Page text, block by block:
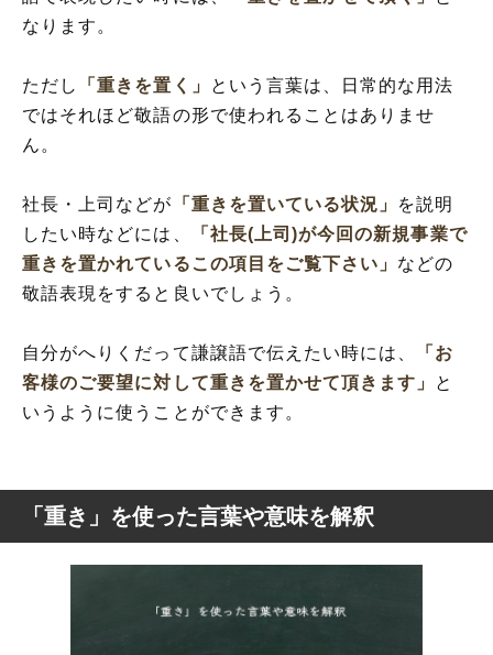
なります。
ただし 「重きを置く」
という言葉は、日常的な用法
ではそれほど敬語の形で使われることはありませ
ん。
社長・上司などが 「重きを置いている状況」 を説明
したい時などには、
「社長(上司)が今回の新規事業で
重きを置かれているこの項目をご覧下さい」 などの
敬語表現をすると良いでしょう。
自分がへりくだって謙譲語で伝えたい時には、
「お
客様のご要望に対して重きを置かせて頂きます」 と
いうように使うことができます。
「重き」を使った言葉や意味を解釈